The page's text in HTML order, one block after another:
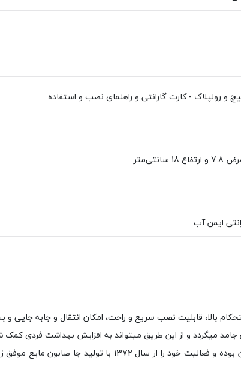
و رولپلاک - کارت گارانتی و راهنمای نصب و استفاده
بالا، قابلیت نصب سریع و راحت، امکان انتقال و جابه جایی و
میگردد و از این طریق میتواند به افزایش بهداشت فردی کمک
شرکت ایمن آب طراح پیشرو و تولید کننده لوازم بهداشتی